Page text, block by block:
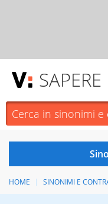
SAPERE
HOME SINONIMI E